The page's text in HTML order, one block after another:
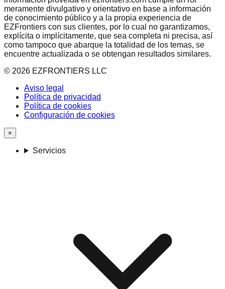
meramente divulgativo y orientativo en base a información
de conocimiento público y a la propia experiencia de
EZFrontiers con sus clientes, por lo cual no garantizamos,
explícita o implícitamente, que sea completa ni precisa, así
como tampoco que abarque la totalidad de los temas, se
encuentre actualizada o se obtengan resultados similares.
© 2026 EZFRONTIERS LLC
Aviso legal
Política de privacidad
Política de cookies
Configuración de cookies
×
Servicios